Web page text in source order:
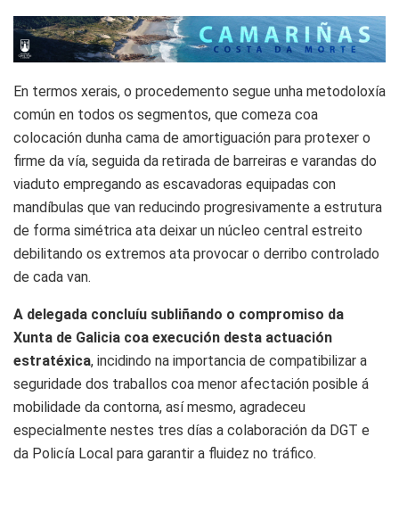
En termos xerais, o procedemento segue unha metodoloxía
común en todos os segmentos, que comeza coa
colocación dunha cama de amortiguación para protexer o
firme da vía, seguida da retirada de barreiras e varandas do
viaduto empregando as escavadoras equipadas con
mandíbulas que van reducindo progresivamente a estrutura
de forma simétrica ata deixar un núcleo central estreito
debilitando os extremos ata provocar o derribo controlado
de cada van.
A delegada concluíu subliñando o compromiso da
Xunta de Galicia coa execución desta actuación
estratéxica, incidindo na importancia de compatibilizar a
seguridade dos traballos coa menor afectación posible á
mobilidade da contorna, así mesmo, agradeceu
especialmente nestes tres días a colaboración da DGT e
da Policía Local para garantir a fluidez no tráfico.